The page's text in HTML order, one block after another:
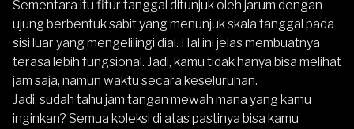
Sementara itu fitur tanggal ditunjuk oleh jarum dengan
ujung berbentuk sabit yang menunjuk skala tanggal pada
sisi luar yang mengelilingi dial. Hal ini jelas membuatnya
terasa lebih fungsional. Jadi, kamu tidak hanya bisa melihat
jam saja, namun waktu secara keseluruhan.
Jadi, sudah tahu jam tangan mewah mana yang kamu
inginkan? Semua koleksi di atas pastinya bisa kamu